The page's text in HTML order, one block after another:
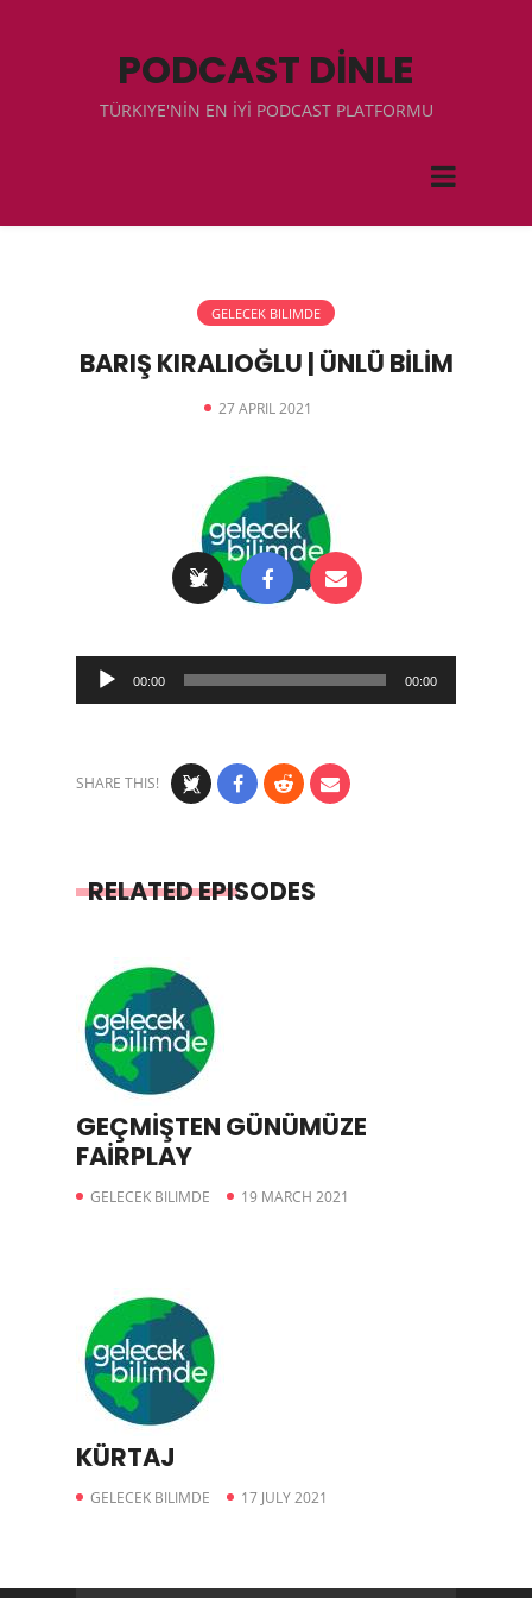
PODCAST DİNLE
TÜRKIYE'NİN EN İYİ PODCAST PLATFORMU
GELECEK BILIMDE
BARIŞ KIRALIOĞLU | ÜNLÜ BİLİM
27 APRIL 2021
Audio
Player
00:00 00:00
SHARE THIS!
RELATED EPISODES
GEÇMİŞTEN GÜNÜMÜZE
FAİRPLAY
GELECEK BILIMDE 19 MARCH 2021
KÜRTAJ
GELECEK BILIMDE 17 JULY 2021